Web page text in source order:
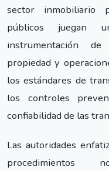
sector inmobiliario
públicos juegan
instrumentación
propiedad y
los estándares de
los controles
confiabilidad de las
Las autoridades
procedimientos